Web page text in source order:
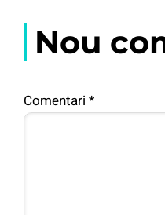
Nou
Comentari *